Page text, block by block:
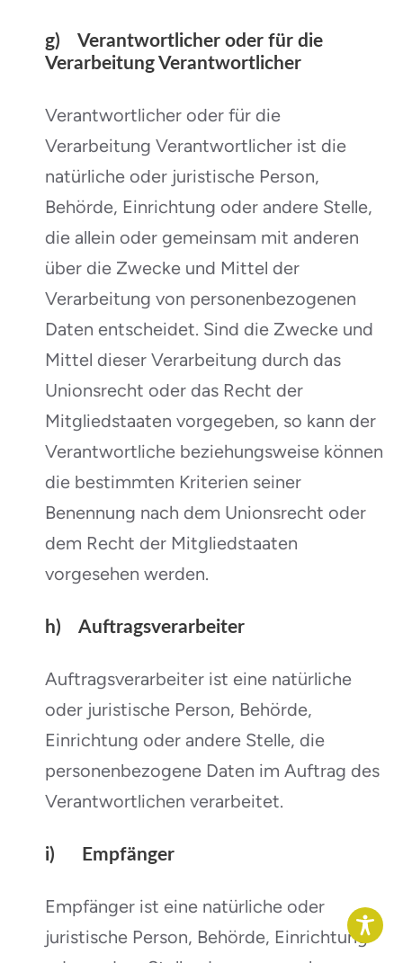
g) Verantwortlicher oder für die
Verarbeitung Verantwortlicher
Verantwortlicher oder für die
Verarbeitung Verantwortlicher ist die
natürliche oder juristische Person,
Behörde, Einrichtung oder andere Stelle,
die allein oder gemeinsam mit anderen
über die Zwecke und Mittel der
Verarbeitung von personenbezogenen
Daten entscheidet. Sind die Zwecke und
Mittel dieser Verarbeitung durch das
Unionsrecht oder das Recht der
Mitgliedstaaten vorgegeben, so kann der
Verantwortliche beziehungsweise können
die bestimmten Kriterien seiner
Benennung nach dem Unionsrecht oder
dem Recht der Mitgliedstaaten
vorgesehen werden.
h) Auftragsverarbeiter
Auftragsverarbeiter ist eine natürliche
oder juristische Person, Behörde,
Einrichtung oder andere Stelle, die
personenbezogene Daten im Auftrag des
Verantwortlichen verarbeitet.
i) Empfänger
Empfänger ist eine natürliche oder
juristische Person, Behörde, Einrichtung